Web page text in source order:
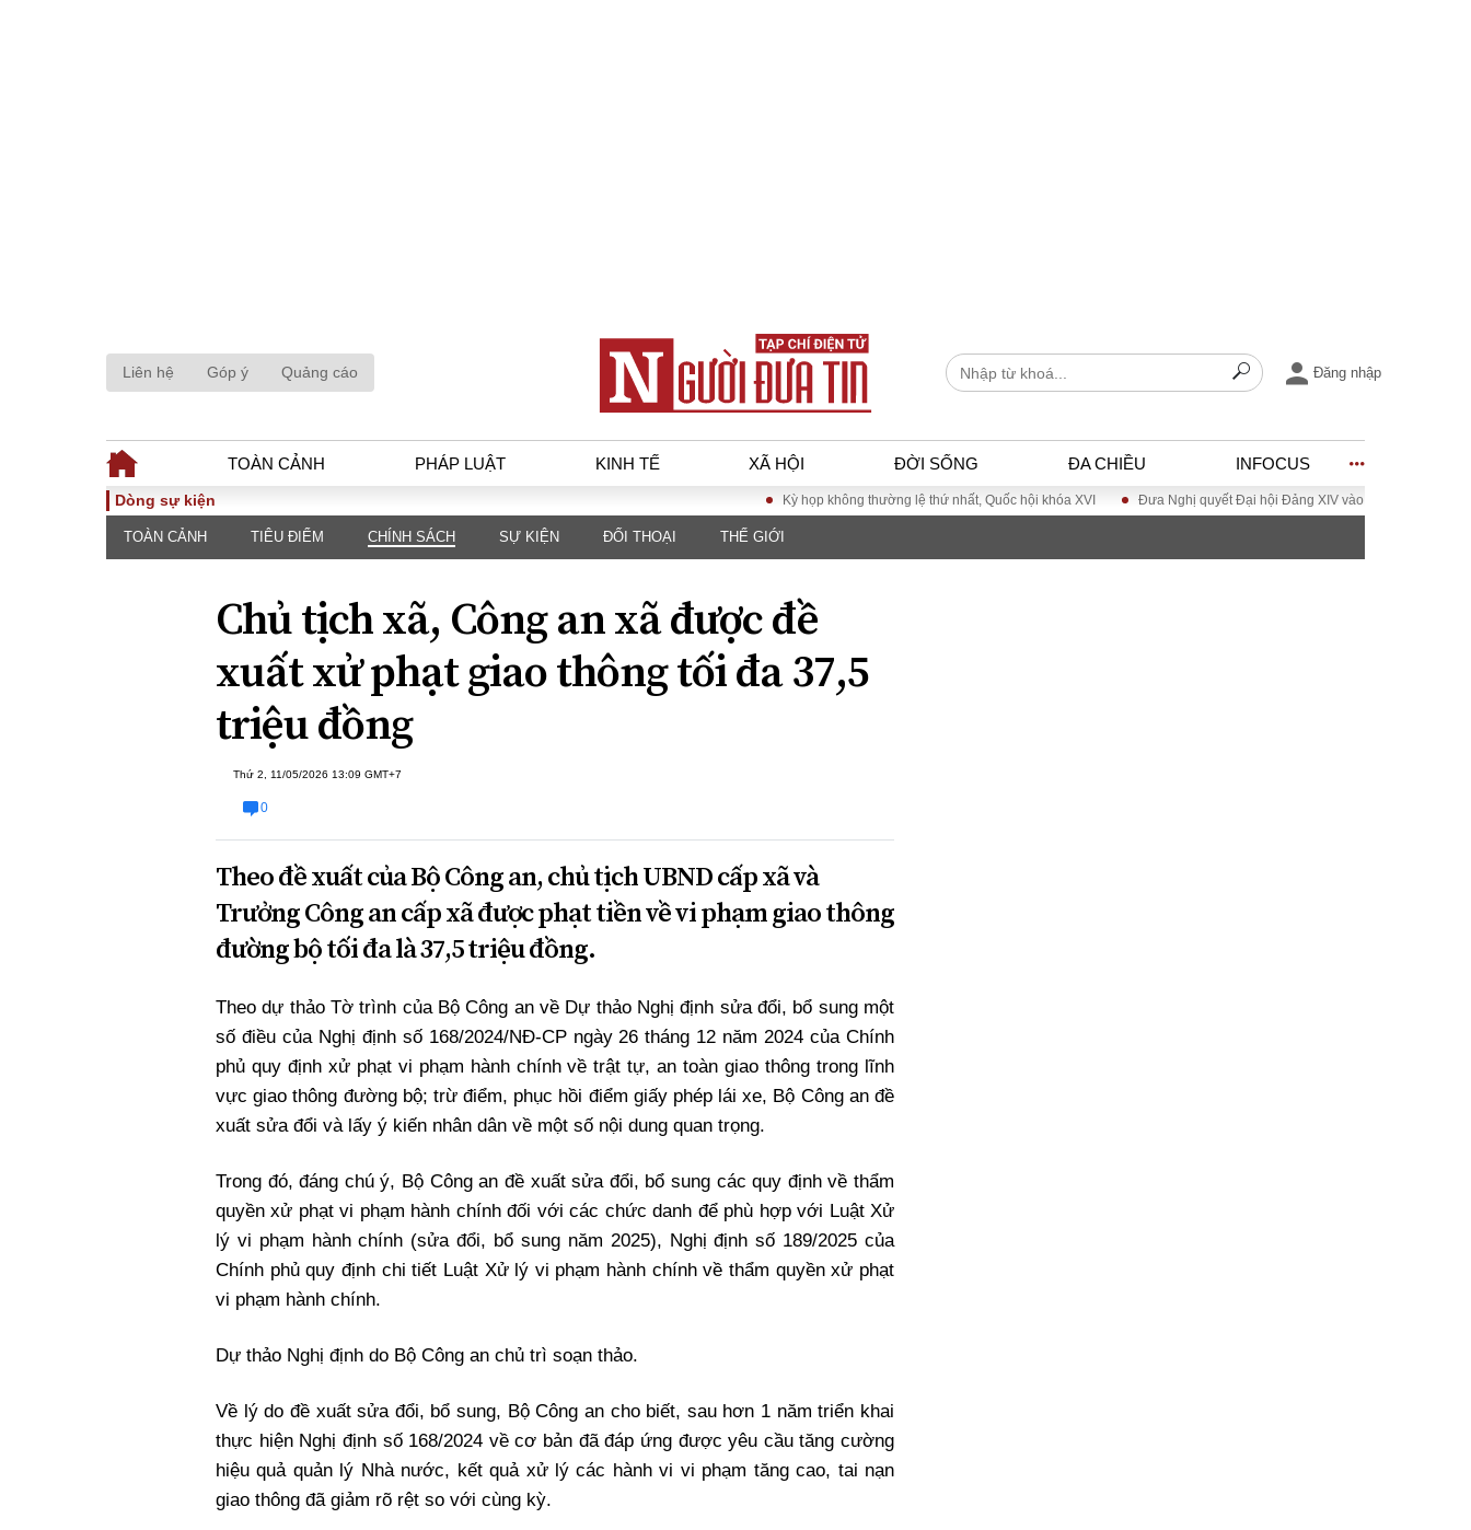
Liên hệ Góp ý Quảng cáo Đăng nhập
TOÀN CẢNH PHÁP LUẬT KINH TẾ XÃ HỘI ĐỜI SỐNG ĐA CHIỀU INFOCUS
TOÀN CẢNH
Chính sách
Đối thoại
PHÁP LUẬT
Góc nhìn luật gia
Hồ sơ điều tra
Tiếng nói công dân
KINH TẾ
Tài chính - Ngân
hàng
Kinh tế vĩ mô
Hồ sơ doanh
ĐA CHIỀU
Quan điểm
INFOCUS
Dòng sự kiện Kỳ họp không thường lệ thứ nhất, Quốc hội khóa XVI Đưa Nghị quyết Đại hội Đảng XIV vào cuộc sống
TOÀN CẢNH TIÊU ĐIỂM CHÍNH SÁCH SỰ KIỆN ĐỐI THOẠI THẾ GIỚI
Chủ tịch xã, Công an xã được đề
xuất xử phạt giao thông tối đa 37,5
triệu đồng
Thứ 2, 11/05/2026 13:09 GMT+7
0
Theo đề xuất của Bộ Công an, chủ tịch UBND cấp xã và
Trưởng Công an cấp xã được phạt tiền về vi phạm giao thông
đường bộ tối đa là 37,5 triệu đồng.
Theo dự thảo Tờ trình của Bộ Công an về Dự thảo Nghị định sửa đổi, bổ sung một
số điều của Nghị định số 168/2024/NĐ-CP ngày 26 tháng 12 năm 2024 của Chính
phủ quy định xử phạt vi phạm hành chính về trật tự, an toàn giao thông trong lĩnh
vực giao thông đường bộ; trừ điểm, phục hồi điểm giấy phép lái xe, Bộ Công an đề
xuất sửa đổi và lấy ý kiến nhân dân về một số nội dung quan trọng.
Trong đó, đáng chú ý, Bộ Công an đề xuất sửa đổi, bổ sung các quy định về thẩm
quyền xử phạt vi phạm hành chính đối với các chức danh để phù hợp với Luật Xử
lý vi phạm hành chính (sửa đổi, bổ sung năm 2025), Nghị định số 189/2025 của
Chính phủ quy định chi tiết Luật Xử lý vi phạm hành chính về thẩm quyền xử phạt
vi phạm hành chính.
Dự thảo Nghị định do Bộ Công an chủ trì soạn thảo.
Về lý do đề xuất sửa đổi, bổ sung, Bộ Công an cho biết, sau hơn 1 năm triển khai
thực hiện Nghị định số 168/2024 về cơ bản đã đáp ứng được yêu cầu tăng cường
hiệu quả quản lý Nhà nước, kết quả xử lý các hành vi vi phạm tăng cao, tai nạn
giao thông đã giảm rõ rệt so với cùng kỳ.